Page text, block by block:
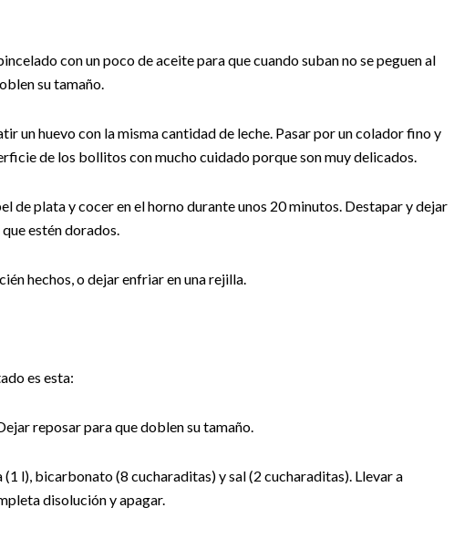
con un poco de aceite para que cuando suban no se peguen al
su tamaño.
un huevo con la misma cantidad de leche. Pasar por un colador fino y
de los bollitos con mucho cuidado porque son muy delicados.
de plata y cocer en el horno durante unos 20 minutos. Destapar y dejar
estén dorados.
hechos, o dejar enfriar en una rejilla.
es esta:
reposar para que doblen su tamaño.
(1 l), bicarbonato (8 cucharaditas) y sal (2 cucharaditas). Llevar a
disolución y apagar.